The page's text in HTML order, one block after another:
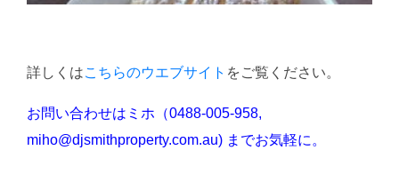
詳しくはこちらのウエブサイト をご覧ください。
お問い合わせはミホ（0488-005-958,
miho@djsmithproperty.com.au) までお気軽に。